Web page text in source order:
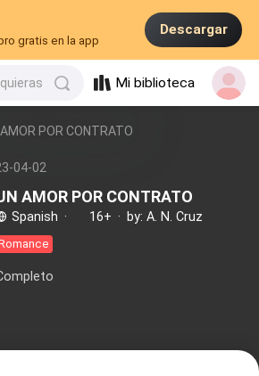
gratis en la app
Descargar
Mi biblioteca
POR CONTRATO
04-02
AMOR POR CONTRATO
Spanish · 16+ · by: A. N. Cruz